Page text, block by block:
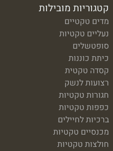
קטגוריות מובילות
מדים טקטיים
נעליים טקטיות
סופטשלים
כיתת כוננות
קסדה טקטית
רצועות לנשק
חגורות טקטיות
כפפות טקטיות
ברכיות לחיילים
מכנסיים טקטיות
חולצות טקטיות